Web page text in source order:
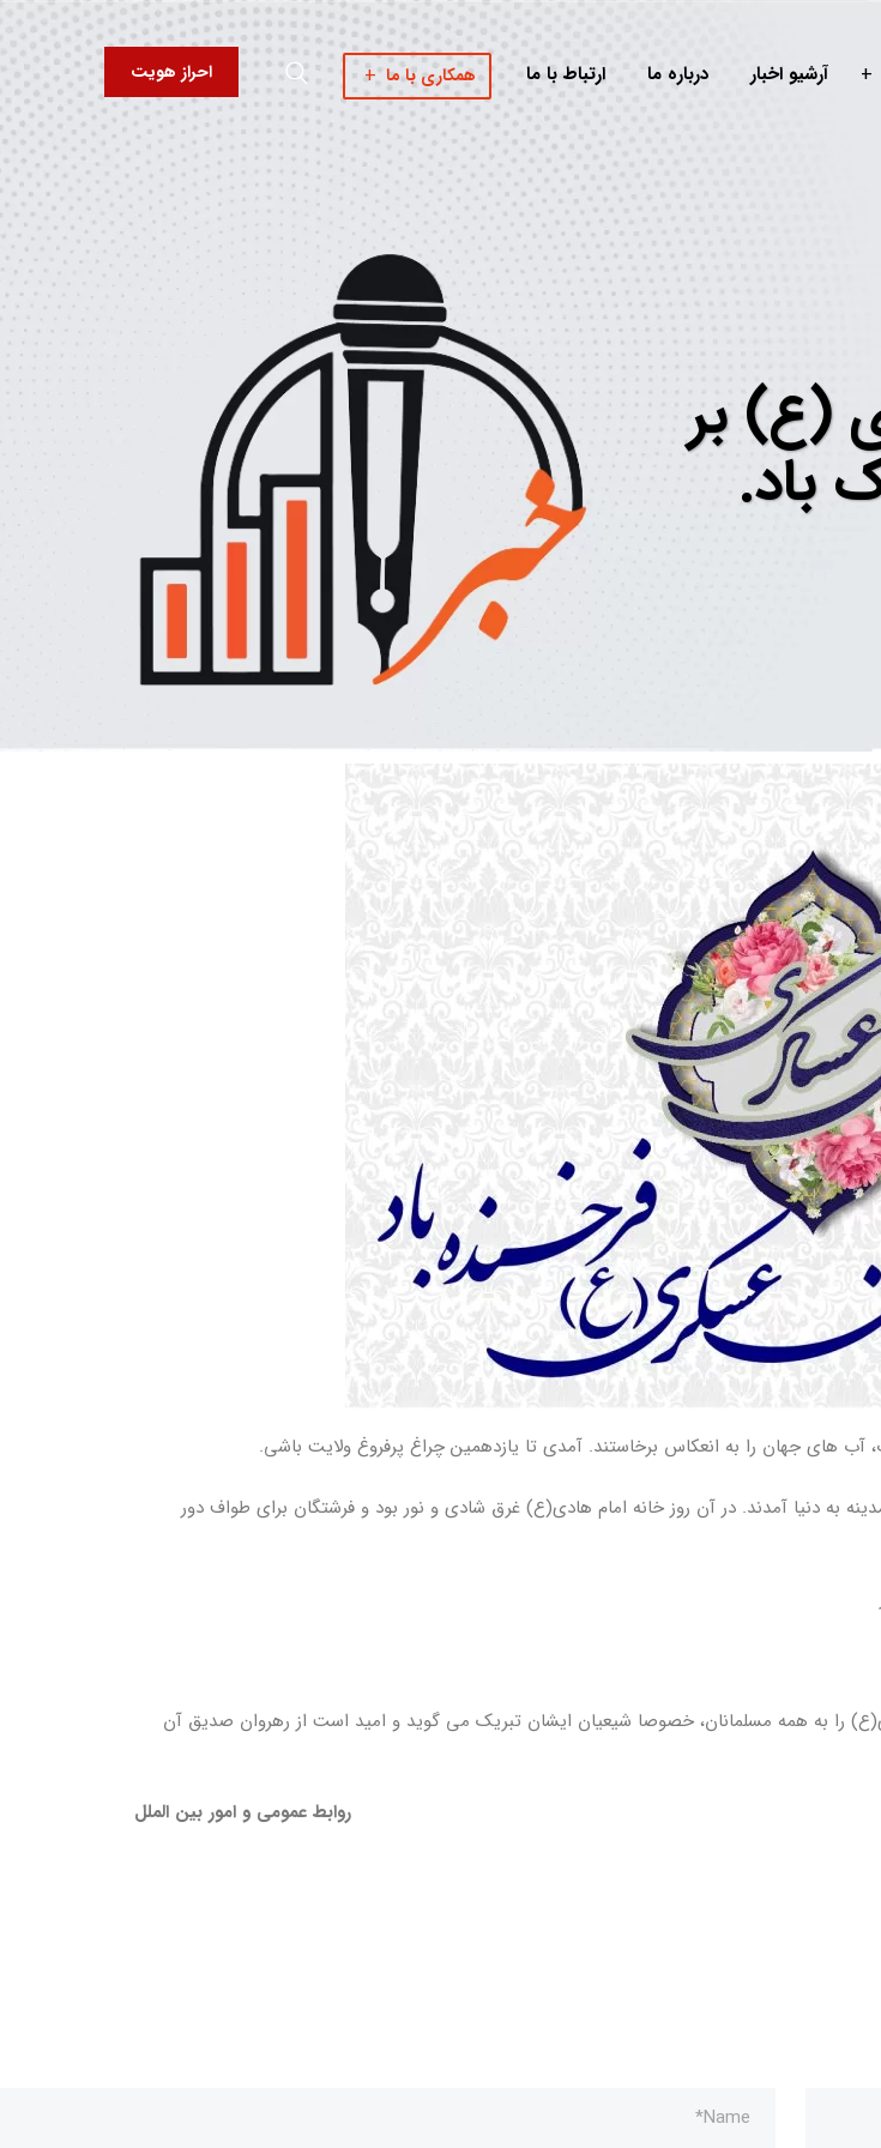
آرشیو اخبار درباره ما ارتباط با ما همکاری با ما احراز هویت
(ع) بر
باد.
های جهان را به انعکاس برخاستند. آمدی تا یازدهمین چراغ پرفروغ ولایت باشی.
امام شیعیان در روز 8 ربیع الثانی سال 232هـ .ق در مدینه به دنیا آمدند. در آن روز خانه امام هادی(ع) غرق شادی و نور بود و فرشتگان برای طواف دور
را به همه مسلمانان، خصوصا شیعیان ایشان تبریک می گوید و امید است از رهروان صدیق آن
روابط عمومی و امور بین الملل